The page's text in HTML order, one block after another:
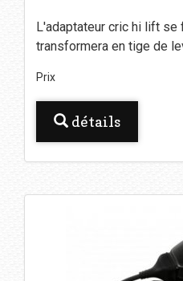
L'adaptateur cric hi lift se
transformera en tige de
Prix
détails